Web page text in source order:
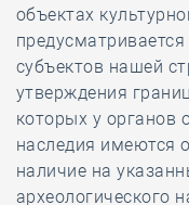
объектах
субъектов нашей
утверждения
которых у органов
наследия имеются
наличие на
археологического